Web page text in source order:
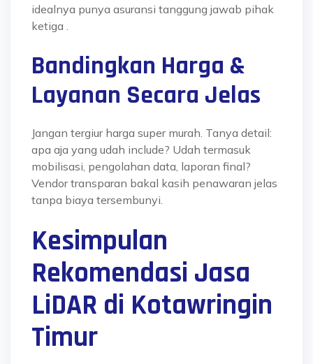
idealnya punya asuransi tanggung jawab pihak
ketiga .
Bandingkan Harga &
Layanan Secara Jelas
Jangan tergiur harga super murah. Tanya detail:
apa aja yang udah include? Udah termasuk
mobilisasi, pengolahan data, laporan final?
Vendor transparan bakal kasih penawaran jelas
tanpa biaya tersembunyi.
Kesimpulan
Rekomendasi Jasa
LiDAR di Kotawringin
Timur